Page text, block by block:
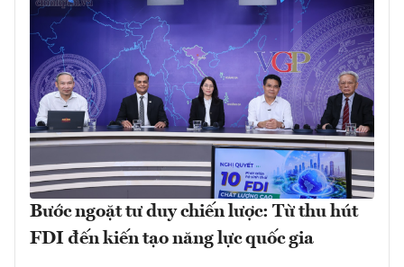
Bước ngoặt tư duy chiến lược: Từ thu hút
FDI đến kiến tạo năng lực quốc gia